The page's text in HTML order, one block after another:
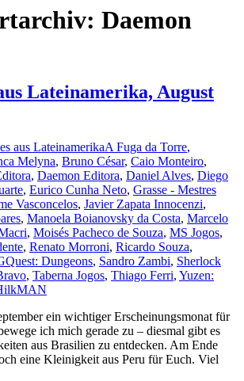
Daemon
Lateinamerika, August
aus LateinamerikaA Fuga da Torre,
Melyna, Bruno César, Caio Monteiro,
, Daemon Editora, Daniel Alves, Diego
, Eurico Cunha Neto, Grasse - Mestres
Vasconcelos, Javier Zapata Innocenzi,
, Manoela Boianovsky da Costa, Marcelo
, Moisés Pacheco de Souza, MS Jogos,
, Renato Morroni, Ricardo Souza,
Dungeons, Sandro Zambi, Sherlock
, Taberna Jogos, Thiago Ferri, Yuzen:
ein wichtiger Erscheinungsmonat für
ich mich gerade zu – diesmal gibt es
aus Brasilien zu entdecken. Am Ende
eine Kleinigkeit aus Peru für Euch. Viel